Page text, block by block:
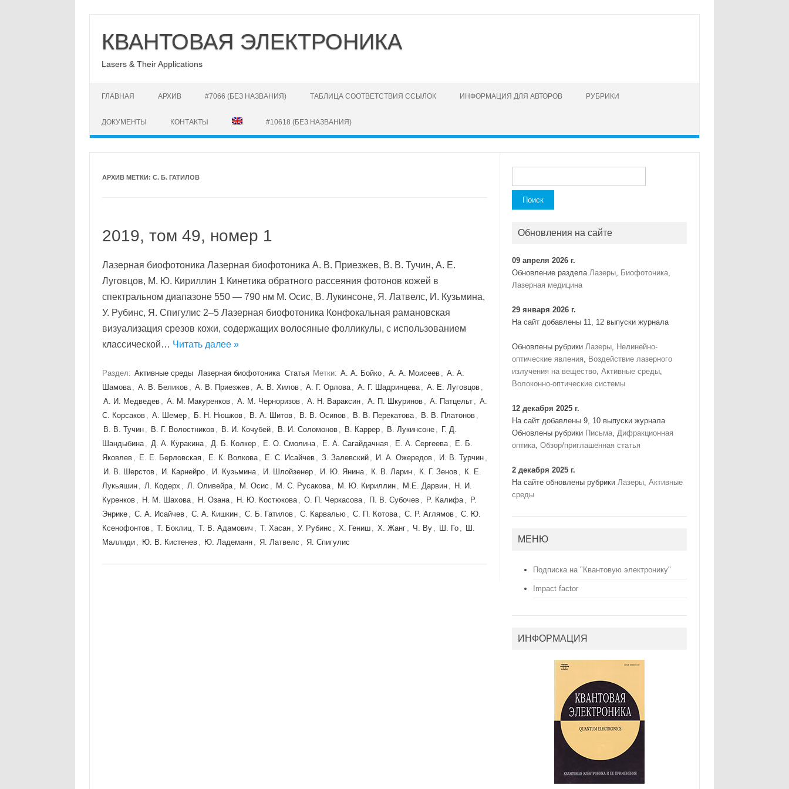
содержимому
КВАНТОВАЯ ЭЛЕКТРОНИКА
Lasers & Their Applications
ГЛАВНАЯ АРХИВ #7066 (БЕЗ НАЗВАНИЯ) ТАБЛИЦА СООТВЕТСТВИЯ ССЫЛОК ИНФОРМАЦИЯ ДЛЯ АВТОРОВ РУБРИКИ
ДОКУМЕНТЫ КОНТАКТЫ #10618 (БЕЗ НАЗВАНИЯ)
АРХИВ МЕТКИ: С. Б. ГАТИЛОВ
2019, том 49, номер 1
Лазерная биофотоника Лазерная биофотоника А. В. Приезжев, В. В. Тучин, А. Е.
Луговцов, М. Ю. Кириллин 1 Кинетика обратного рассеяния фотонов кожей в
спектральном диапазоне 550 — 790 нм М. Осис, В. Лукинсоне, Я. Латвелс, И. Кузьмина,
У. Рубинс, Я. Спигулис 2–5 Лазерная биофотоника Конфокальная рамановская
визуализация срезов кожи, содержащих волосяные фолликулы, с использованием
классической… Читать далее »
Раздел: Активные среды Лазерная биофотоника Статья Метки: А. А. Бойко , А. А. Моисеев , А. А.
Шамова , А. В. Беликов , А. В. Приезжев , А. В. Хилов , А. Г. Орлова , А. Г. Шадринцева , А. Е. Луговцов ,
А. И. Медведев , А. М. Макуренков , А. М. Черноризов , А. Н. Вараксин , А. П. Шкуринов , А. Патцельт , А.
С. Корсаков , А. Шемер , Б. Н. Нюшков , В. А. Шитов , В. В. Осипов , В. В. Перекатова , В. В. Платонов ,
В. В. Тучин , В. Г. Волостников , В. И. Кочубей , В. И. Соломонов , В. Каррер , В. Лукинсоне , Г. Д.
Шандыбина , Д. А. Куракина , Д. Б. Колкер , Е. O. Смолина , Е. А. Сагайдачная , Е. А. Сергеева , Е. Б.
Яковлев , Е. Е. Берловская , Е. К. Волкова , Е. С. Исайчев , З. Залевский , И. А. Ожередов , И. В. Турчин ,
И. В. Шерстов , И. Карнейро , И. Кузьмина , И. Шлойзенер , И. Ю. Янина , К. В. Ларин , К. Г. Зенов , К. Е.
Лукьяшин , Л. Кодерх , Л. Оливейра , М. Осис , М. С. Русакова , М. Ю. Кириллин , М.Е. Дарвин , Н. И.
Куренков , Н. М. Шахова , Н. Озана , Н. Ю. Костюкова , О. П. Черкасова , П. В. Субочев , Р. Калифа , Р.
Энрике , С. А. Исайчев , С. А. Кишкин , С. Б. Гатилов , С. Карвалью , С. П. Котова , С. Р. Аглямов , С. Ю.
Ксенофонтов , Т. Боклиц , Т. В. Адамович , Т. Хасан , У. Рубинс , Х. Гениш , Х. Жанг , Ч. Ву , Ш. Го , Ш.
Маллиди , Ю. В. Кистенев , Ю. Ладеманн , Я. Латвелс , Я. Спигулис
Обновления на сайте
09 апреля 2026 г.
Обновление разделаЛазеры, Биофотоника,
Лазерная медицина
29 января 2026 г.
На сайт добавлены 11, 12 выпуски журнала
Обновлены рубрикиЛазеры, Нелинейно-
оптические явления, Воздействие лазерного
излучения на вещество,Активные среды,
Волоконно-оптические системы
12 декабря 2025 г.
На сайт добавлены 9, 10 выпуски журнала
Обновлены рубрики Письма,Дифракционная
оптика,Обзор/приглашенная статья
2 декабря 2025 г.
На сайте обновлены рубрикиЛазеры,Активные
среды
МЕНЮ
Подписка на "Квантовую электронику"
Impact factor
ИНФОРМАЦИЯ